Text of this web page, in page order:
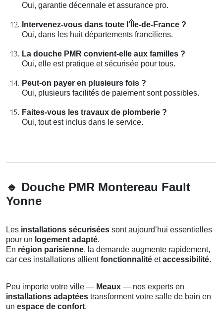
Oui, garantie décennale et assurance pro.
Intervenez-vous dans toute l’Île-de-France ?
Oui, dans les huit départements franciliens.
La douche PMR convient-elle aux familles ?
Oui, elle est pratique et sécurisée pour tous.
Peut-on payer en plusieurs fois ?
Oui, plusieurs facilités de paiement sont possibles.
Faites-vous les travaux de plomberie ?
Oui, tout est inclus dans le service.
🔹 Douche PMR Montereau Fault
Yonne
Les installations sécurisées sont aujourd’hui essentielles
pour un logement adapté.
En région parisienne, la demande augmente rapidement,
car ces installations allientfonctionnalité etaccessibilité.
Peu importe votre ville — Meaux — nos experts en
installations adaptées transforment votre salle de bain en
un espace de confort.